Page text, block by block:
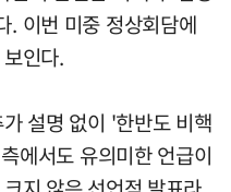
. 이번 미중 정상회담에
인다.
설명 없이 '한반도 비핵
에서도 유의미한 언급이